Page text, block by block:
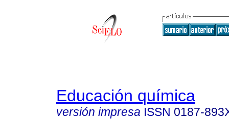
Educación química
versión impresa ISSN 0187-